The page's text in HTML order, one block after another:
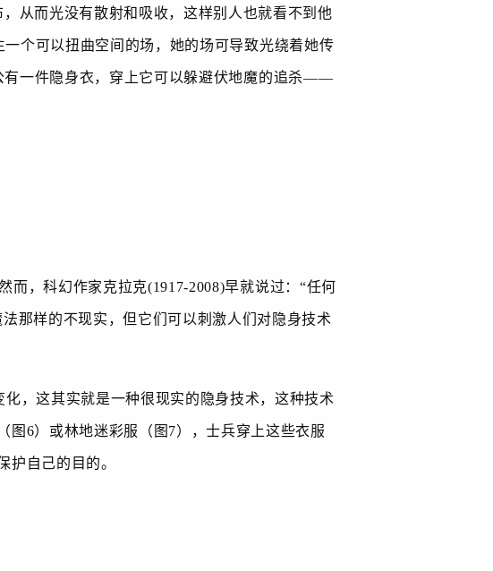
从而光没有散射和吸收，这样别人也就看不到他
一个可以扭曲空间的场，她的场可导致光绕着她传
有一件隐身衣，穿上它可以躲避伏地魔的追杀——
而，科幻作家克拉克(1917-2008)早就说过：“任何
那样的不现实，但它们可以刺激人们对隐身技术
，这其实就是一种很现实的隐身技术，这种技术
图 6）或林地迷彩服（图 7），士兵穿上这些衣服
护自己的目的。